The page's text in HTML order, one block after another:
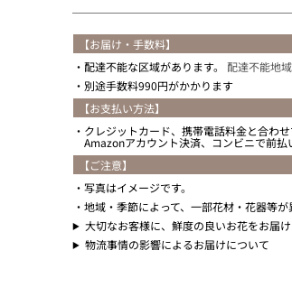
【お届け・手数料】
配達不能な区域があります。 配達不能地
別途手数料990円がかかります
【お支払い方法】
クレジットカード、携帯電話料金と合わ
Amazonアカウント決済、コンビニで前
【ご注意】
写真はイメージです。
地域・季節によって、一部花材・花器等が
大切なお客様に、鮮度の良いお花をお届
物流事情の影響によるお届けについて